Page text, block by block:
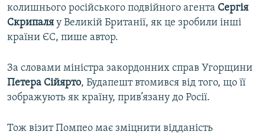
колишнього російського подвійного агента Сергія
Скрипаля у Великій Британії, як це зробили інші
країни ЄС, пише автор.
За словами міністра закордонних справ Угорщини
Петера Сійярто, Будапешт втомився від того, що її
зображують як країну, прив’язану до Росії.
Тож візит Помпео має зміцнити відданість